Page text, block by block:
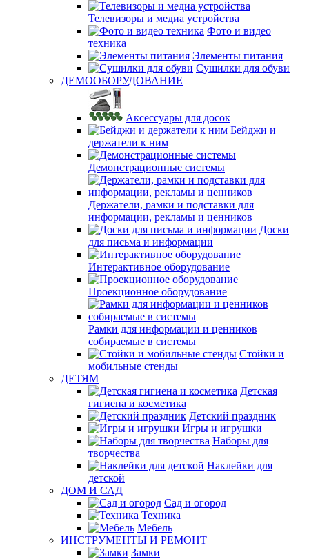
Телевизоры и медиа устройства
Фото и видео
техника
Элементы питания
Сушилки для обуви
ДЕМООБОРУДОВАНИЕ
Аксессуары для досок
Бейджи и
держатели к ним
Демонстрационные системы
Держатели, рамки и подставки для
информации, рекламы и ценников
Доски
для письма и информации
Интерактивное оборудование
Проекционное оборудование
Рамки для информации и ценников
собираемые в системы
Стойки и
мобильные стенды
ДЕТЯМ
Детская
гигиена и косметика
Детский праздник
Игры и игрушки
Наборы для
творчества
Наклейки для
детской
ДОМ И САД
Сад и огород
Техника
Мебель
ИНСТРУМЕНТЫ И РЕМОНТ
Замки